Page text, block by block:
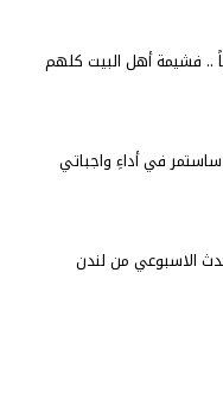
.. فشيمة أهل البيت كلهم
في أداءِ واجباتي